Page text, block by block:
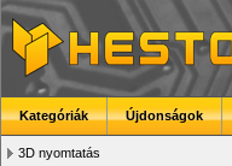
Kategóriák Újdonságok
3D nyomtatás